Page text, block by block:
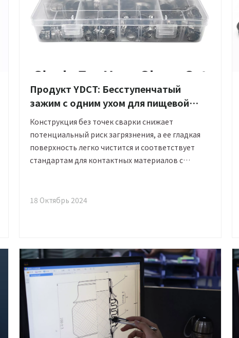
Продукт YDCT: Бесступенчатый
зажим с одним ухом для пищевой
промышленности
Конструкция без точек сварки снижает
потенциальный риск загрязнения, а ее гладкая
поверхность легко чистится и соответствует
стандартам для контактных материалов с
зажима для пищевой промышленности.
18 Октябрь 2024